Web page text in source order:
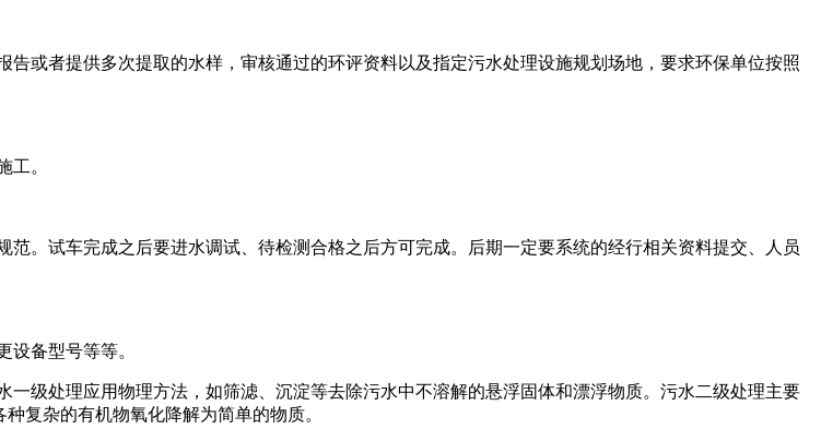
或者提供多次提取的水样，审核通过的环评资料以及指定污水处理设施规划场地，要求环保单位按照
工。
。试车完成之后要进水调试、待检测合格之后方可完成。后期一定要系统的经行相关资料提交、人员
备型号等等。
级处理应用物理方法，如筛滤、沉淀等去除污水中不溶解的悬浮固体和漂浮物质。污水二级处理主要
复杂的有机物氧化降解为简单的物质。